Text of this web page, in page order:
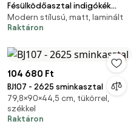
Fésülködőasztal indigókék
színben ELEGANZO LS-9
Modern stílusú, matt, laminált
Raktáron
104 680 Ft
BJ107 - 2625 sminkasztal
79,8×90×44,5 cm, tükörrel,
székkel
Raktáron